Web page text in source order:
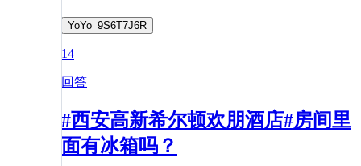
YoYo_9S6T7J6R
14
回答
#西安高新希尔顿欢朋酒店#房间里
面有冰箱吗？